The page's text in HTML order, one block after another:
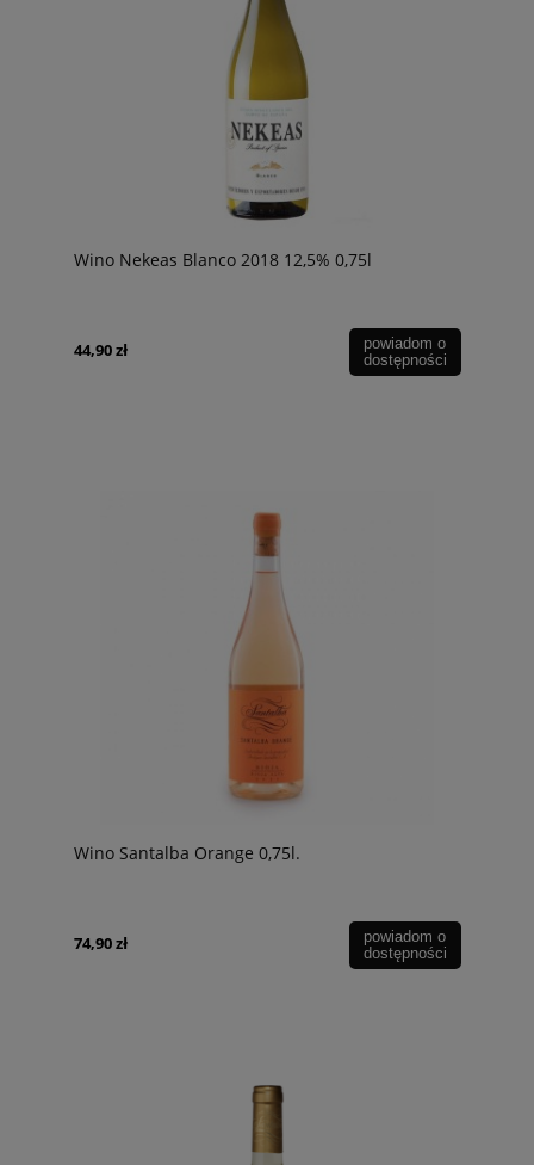
Wino Nekeas Blanco 2018 12,5% 0,75l
44,90 zł
powiadom o
dostępności
Wino Santalba Orange 0,75l.
74,90 zł
powiadom o
dostępności